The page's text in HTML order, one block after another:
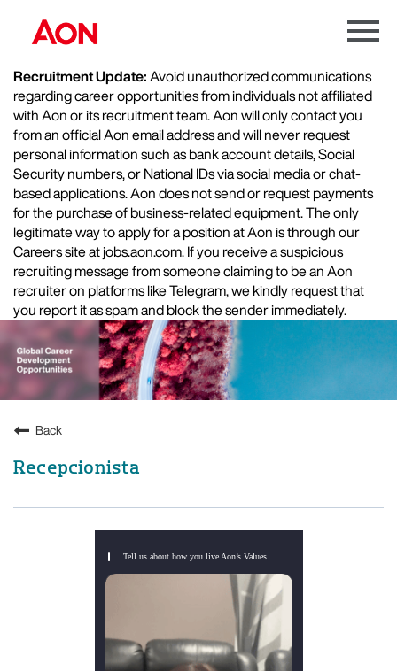
Menu
Recruitment Update:Avoid unauthorized communications
regarding career opportunities from individuals not affiliated
with Aon or its recruitment team. Aon will only contact you
from an official Aon email address and will never request
personal information such as bank account details, Social
Security numbers, or National IDs via social media or chat-
based applications. Aon does not send or request payments
for the purchase of business-related equipment. The only
legitimate way to apply for a position at Aon is through our
Careers site at jobs.aon.com. If you receive a suspicious
recruiting message from someone claiming to be an Aon
recruiter on platforms like Telegram, we kindly request that
you report it as spam and block the sender immediately.
Back
Recepcionista
Tell us about how you live Aon’s Values...